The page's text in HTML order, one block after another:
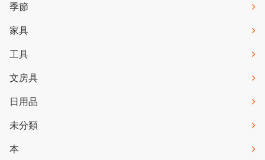
季節
家具
工具
文房具
日用品
未分類
本